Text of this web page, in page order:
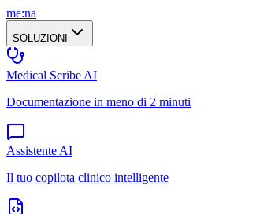
me:na
SOLUZIONI
Medical Scribe AI
Documentazione in meno di 2 minuti
Assistente AI
Il tuo copilota clinico intelligente